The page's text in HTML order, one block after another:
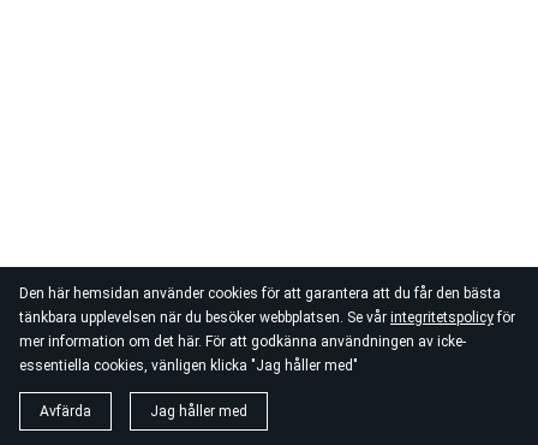
Den här hemsidan använder cookies för att garantera att du får den bästa
tänkbara upplevelsen när du besöker webbplatsen. Se vår integritetspolicyför
mer information om det här. För att godkänna användningen av icke-
essentiella cookies, vänligen klicka "Jag håller med"
Avfärda Jag håller med